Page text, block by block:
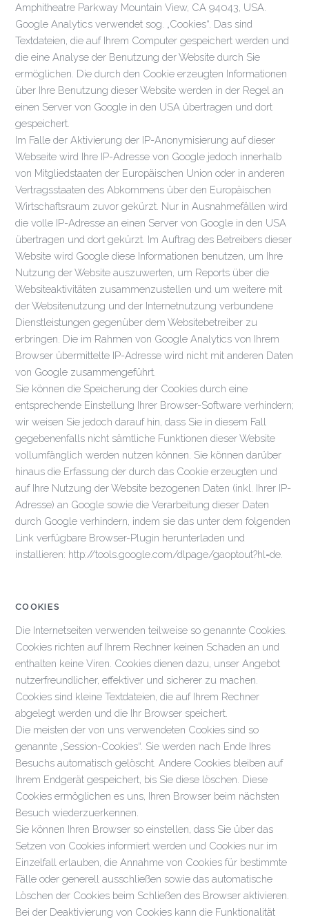
Amphitheatre Parkway Mountain View, CA 94043, USA.
Google Analytics verwendet sog. „Cookies“. Das sind
Textdateien, die auf Ihrem Computer gespeichert werden und
die eine Analyse der Benutzung der Website durch Sie
ermöglichen. Die durch den Cookie erzeugten Informationen
über Ihre Benutzung dieser Website werden in der Regel an
einen Server von Google in den USA übertragen und dort
gespeichert.
Im Falle der Aktivierung der IP-Anonymisierung auf dieser
Webseite wird Ihre IP-Adresse von Google jedoch innerhalb
von Mitgliedstaaten der Europäischen Union oder in anderen
Vertragsstaaten des Abkommens über den Europäischen
Wirtschaftsraum zuvor gekürzt. Nur in Ausnahmefällen wird
die volle IP-Adresse an einen Server von Google in den USA
übertragen und dort gekürzt. Im Auftrag des Betreibers dieser
Website wird Google diese Informationen benutzen, um Ihre
Nutzung der Website auszuwerten, um Reports über die
Websiteaktivitäten zusammenzustellen und um weitere mit
der Websitenutzung und der Internetnutzung verbundene
Dienstleistungen gegenüber dem Websitebetreiber zu
erbringen. Die im Rahmen von Google Analytics von Ihrem
Browser übermittelte IP-Adresse wird nicht mit anderen Daten
von Google zusammengeführt.
Sie können die Speicherung der Cookies durch eine
entsprechende Einstellung Ihrer Browser-Software verhindern;
wir weisen Sie jedoch darauf hin, dass Sie in diesem Fall
gegebenenfalls nicht sämtliche Funktionen dieser Website
vollumfänglich werden nutzen können. Sie können darüber
hinaus die Erfassung der durch das Cookie erzeugten und
auf Ihre Nutzung der Website bezogenen Daten (inkl. Ihrer IP-
Adresse) an Google sowie die Verarbeitung dieser Daten
durch Google verhindern, indem sie das unter dem folgenden
Link verfügbare Browser-Plugin herunterladen und
installieren: http://tools.google.com/dlpage/gaoptout?hl=de.
COOKIES
Die Internetseiten verwenden teilweise so genannte Cookies.
Cookies richten auf Ihrem Rechner keinen Schaden an und
enthalten keine Viren. Cookies dienen dazu, unser Angebot
nutzerfreundlicher, effektiver und sicherer zu machen.
Cookies sind kleine Textdateien, die auf Ihrem Rechner
abgelegt werden und die Ihr Browser speichert.
Die meisten der von uns verwendeten Cookies sind so
genannte „Session-Cookies“. Sie werden nach Ende Ihres
Besuchs automatisch gelöscht. Andere Cookies bleiben auf
Ihrem Endgerät gespeichert, bis Sie diese löschen. Diese
Cookies ermöglichen es uns, Ihren Browser beim nächsten
Besuch wiederzuerkennen.
Sie können Ihren Browser so einstellen, dass Sie über das
Setzen von Cookies informiert werden und Cookies nur im
Einzelfall erlauben, die Annahme von Cookies für bestimmte
Fälle oder generell ausschließen sowie das automatische
Löschen der Cookies beim Schließen des Browser aktivieren.
Bei der Deaktivierung von Cookies kann die Funktionalität